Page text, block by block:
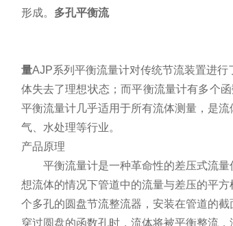
形成。 多孔平衡流
量AJP系列平衡流量计对传统节流装置进
体失去了理想状态；而平衡流量计有多个
平衡流量计几乎适用于所有流体测量，是
气、水处理等行业。
产品原理
平衡流量计是一种革命性的差压式流量
想流体的情况下管道中的流量与差压的平
个多孔的圆盘节流整流器，安装在管道的
穿过圆盘的函数孔时，流体将被平衡整流